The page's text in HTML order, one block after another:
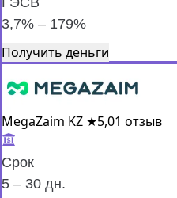
3,7% – 179%
Получить деньги
MegaZaim KZ ★5,01 отзыв
Срок
5 – 30 дн.